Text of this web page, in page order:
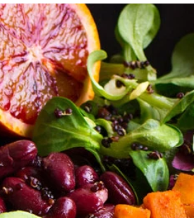
Erfahrungsberichte
Kultur